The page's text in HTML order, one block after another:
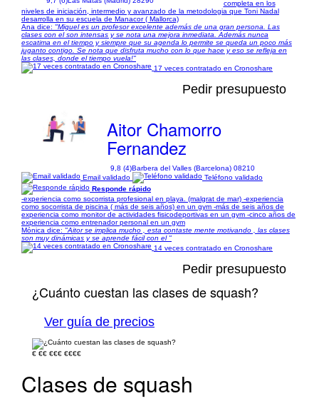
completa en los
niveles de iniciación, intermedio y avanzado de la metodologia que Toni Nadal
desarrolla en su escuela de Manacor ( Mallorca)
Ana dice: "Miguel es un profesor excelente además de una gran persona. Las
clases con el son intensas y se nota una mejora inmediata. Además nunca
escatima en el tiempo y siempre que su agenda lo permite se queda un poco más
juganto contigo. Se nota que disfruta mucho con lo que hace y eso se refleja en
las clases, donde el tiempo vuela!"
17 veces contratado en Cronoshare
Pedir presupuesto
Aitor Chamorro
Fernandez
9,8 (4)Barbera del Valles (Barcelona) 08210
Email validado
Teléfono validado
Responde rápido
-experiencia como socorrista profesional en playa. (malgrat de mar) -experiencia
como socorrista de piscina ( más de seis años) en un gym -más de seis años de
experiencia como monitor de actividades fisicodeportivas en un gym -cinco años de
experiencia como entrenador personal en un gym
Mónica dice: "Aitor se implica mucho , esta contaste mente motivando , las clases
son muy dinámicas y se aprende fácil con el "
14 veces contratado en Cronoshare
Pedir presupuesto
¿Cuánto cuestan las clases de squash?
Ver guía de precios
€ €€ €€€ €€€€
Clases de squash